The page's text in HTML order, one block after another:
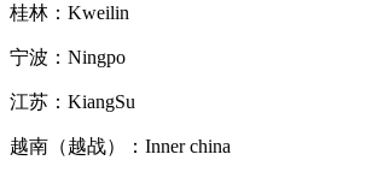
桂林：Kweilin
宁波：Ningpo
江苏：KiangSu
越南（越战）：Inner china